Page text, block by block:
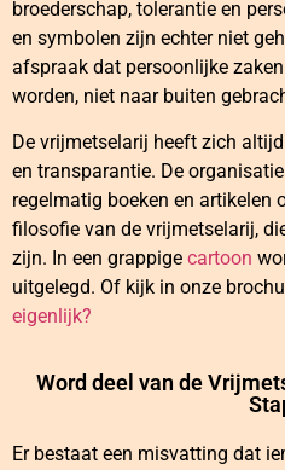
broederschap, tolerantie en
en symbolen zijn echter niet
afspraak dat persoonlijke
worden, niet naar buiten
De vrijmetselarij heeft zich
en transparantie. De
regelmatig boeken en artikelen
filosofie van de vrijmetselarij,
zijn. In een grappige cartoon
uitgelegd. Of kijk in onze
eigenlijk?
Word deel van de
Er bestaat een misvatting dat